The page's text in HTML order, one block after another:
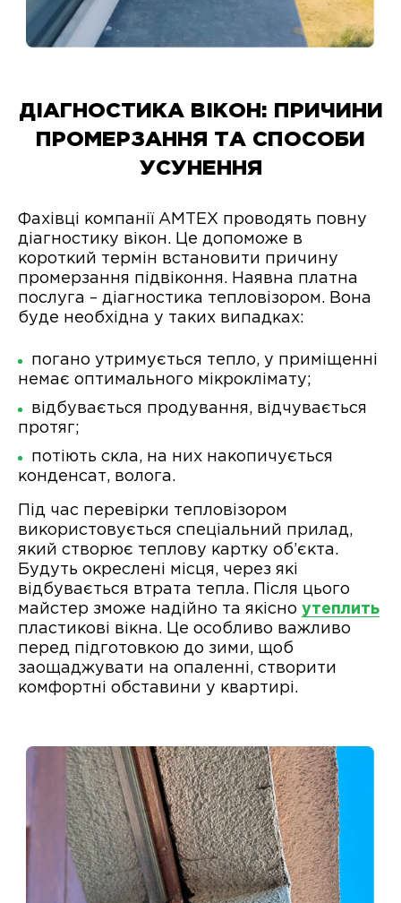
ДІАГНОСТИКА ВІКОН: ПРИЧИНИ
ПРОМЕРЗАННЯ ТА СПОСОБИ
УСУНЕННЯ
Фахівці компанії АМТЕХ проводять повну
діагностику вікон. Це допоможе в
короткий термін встановити причину
промерзання підвіконня. Наявна платна
послуга – діагностика тепловізором. Вона
буде необхідна у таких випадках:
погано утримується тепло, у приміщенні
немає оптимального мікроклімату;
відбувається продування, відчувається
протяг;
потіють скла, на них накопичується
конденсат, волога.
Під час перевірки тепловізором
використовується спеціальний прилад,
який створює теплову картку об’єкта.
Будуть окреслені місця, через які
відбувається втрата тепла. Після цього
майстер зможе надійно та якісно утеплить
пластикові вікна. Це особливо важливо
перед підготовкою до зими, щоб
заощаджувати на опаленні, створити
комфортні обставини у квартирі.